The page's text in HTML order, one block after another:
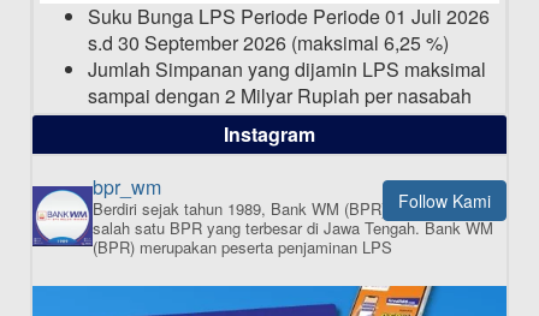
Suku Bunga LPS Periode Periode 01 Juli 2026
s.d 30 September 2026 (maksimal 6,25 %)
Jumlah Simpanan yang dijamin LPS maksimal
sampai dengan 2 Milyar Rupiah per nasabah
dalam satu bank
ISI APLIKASI SEKARANG
Instagram
Follow Kami
bpr_wm
Berdiri sejak tahun 1989, Bank WM (BPR) merupakan
salah satu BPR yang terbesar di Jawa Tengah.Bank WM
(BPR) merupakan peserta penjaminan LPS